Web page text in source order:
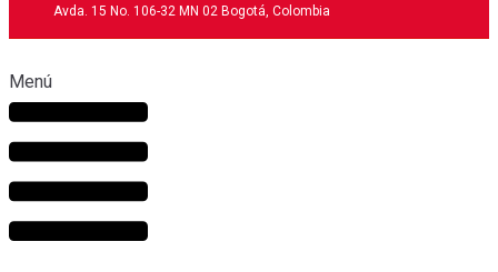
Avda. 15 No. 106-32 MN 02 Bogotá, Colombia
Menú